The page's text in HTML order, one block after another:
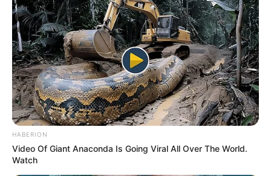
HABERION
Video Of Giant Anaconda Is Going Viral All Over The World.
Watch